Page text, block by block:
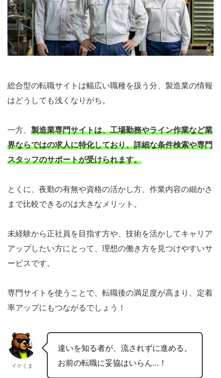
総合型の転職サイトは幅広い職種を扱う分、製造業の情報
はどうしても浅くなりがち。
一方、 製造業専門サイトは、工場勤務やライン作業など業
界ならではの求人に特化しており、詳細な条件検索や専門
スタッフのサポートが受けられます。
とくに、夜勤の有無や資格の活かし方、作業内容の細かさ
まで比較できるのは大きなメリット。
未経験から正社員を目指す方や、技術を活かしてキャリア
アップしたい方にとって、理想の働き方を見つけやすいサ
ービスです。
専門サイトを使うことで、転職後の満足度が高まり、定着
率アップにもつながるでしょう！
イケくま
違いを知る者が、流されずに進める。
お前の転職に妥協はいらん…！